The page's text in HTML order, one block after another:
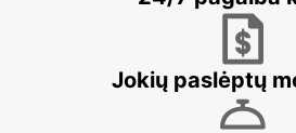
Jokių paslėptų